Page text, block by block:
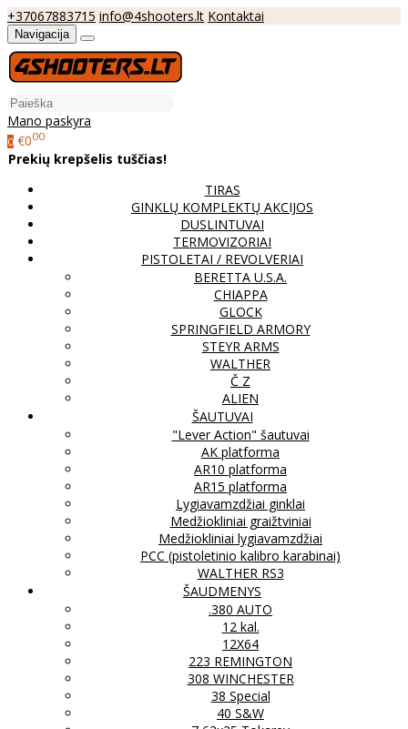
+37067883715 info@4shooters.lt Kontaktai
Navigacija
Mano paskyra
0 €000
Prekių krepšelis tuščias!
TIRAS
GINKLŲ KOMPLEKTŲ AKCIJOS
DUSLINTUVAI
TERMOVIZORIAI
PISTOLETAI / REVOLVERIAI
BERETTA U.S.A.
CHIAPPA
GLOCK
SPRINGFIELD ARMORY
STEYR ARMS
WALTHER
Č Z
ALIEN
ŠAUTUVAI
"Lever Action" šautuvai
AK platforma
AR10 platforma
AR15 platforma
Lygiavamzdžiai ginklai
Medžiokliniai graižtviniai
Medžiokliniai lygiavamzdžiai
PCC (pistoletinio kalibro karabinai)
WALTHER RS3
ŠAUDMENYS
.380 AUTO
12 kal.
12X64
223 REMINGTON
308 WINCHESTER
38 Special
40 S&W